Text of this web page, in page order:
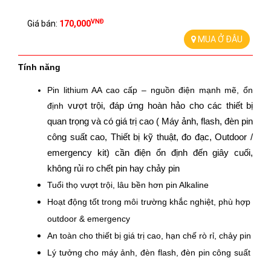
Giá bán: 170,000VNĐ
MUA Ở ĐÂU
Tính năng
Pin lithium AA cao cấp – nguồn điện mạnh mẽ, ổn
định vượt trội, đáp ứng hoàn hảo cho các thiết bị
quan trọng và có giá trị cao ( Máy ảnh, flash, đèn pin
công suất cao, Thiết bị kỹ thuật, đo đạc, Outdoor /
emergency kit) cần điện ổn định đến giây cuối,
không rủi ro chết pin hay chảy pin
Tuổi thọ vượt trội, lâu bền hơn pin Alkaline
Hoạt động tốt trong môi trường khắc nghiệt, phù hợp
outdoor & emergency
An toàn cho thiết bị giá trị cao, hạn chế rò rỉ, chảy pin
Lý tưởng cho máy ảnh, đèn flash, đèn pin công suất